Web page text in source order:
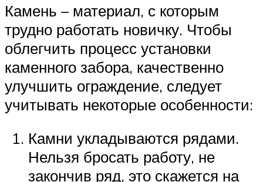
Камень – материал, с которым
трудно работать новичку. Чтобы
облегчить процесс установки
каменного забора, качественно
улучшить ограждение, следует
учитывать некоторые особенности:
Камни укладываются рядами.
Нельзя бросать работу, не
закончив ряд, это скажется на